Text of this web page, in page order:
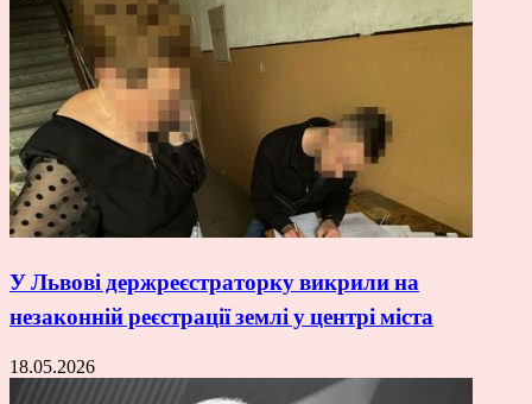
У Львові держреєстраторку викрили на
незаконній реєстрації землі у центрі міста
18.05.2026